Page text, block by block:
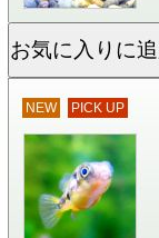
NEW PICK UP